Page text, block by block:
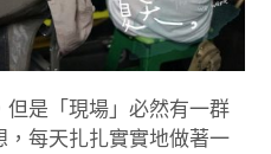
是「現場」必然有一群
每天扎扎實實地做著一